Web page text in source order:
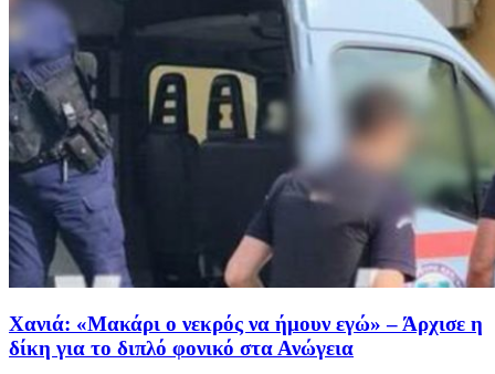
Χανιά: «Μακάρι ο νεκρός να ήμουν εγώ» – Άρχισε η
δίκη για το διπλό φονικό στα Ανώγεια